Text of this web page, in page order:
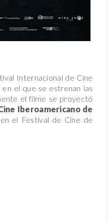
Internacional de Cine
el que se estrenan las
el filme se proyectó
Iberoamericano de
el Festival de Cine de